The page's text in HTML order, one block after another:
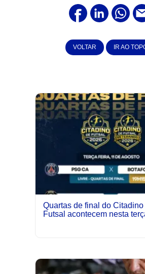
VOLTAR IR AO
Quartas de final do Citadino
Futsal acontecem nesta